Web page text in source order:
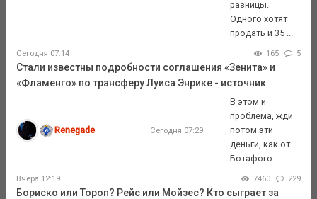
разницы.
Одного хотят
продать и 35 ...
Сегодня 07:14 165 5
Стали известны подробности соглашения «Зенита» и
«Фламенго» по трансферу Луиса Энрике - источник
Renegade Сегодня 07:29
В этом и
проблема, жди
потом эти
деньги, как от
Ботафого.
Вчера 12:19 7460 229
Бориско или Тороп? Рейс или Мойзес? Кто сыграет за